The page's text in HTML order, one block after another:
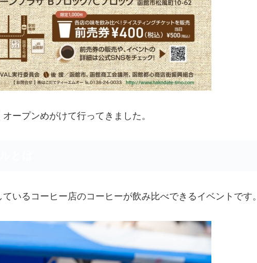
ープンめがけて行ってきました。
いるコーヒー店のコーヒーが飲み比べできるイベントです。